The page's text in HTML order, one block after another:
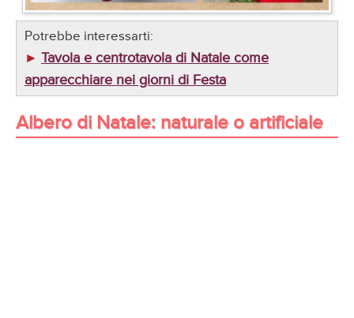
Potrebbe interessarti:
► Tavola e centrotavola di Natale come
apparecchiare nei giorni di Festa
Albero di Natale: naturale o artificiale